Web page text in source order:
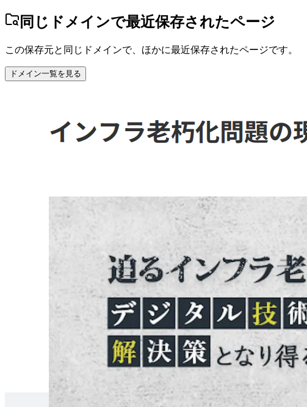
同じドメインで最近保存されたページ
この保存元と同じドメインで、ほかに最近保存されたページです。
ドメイン一覧を見る